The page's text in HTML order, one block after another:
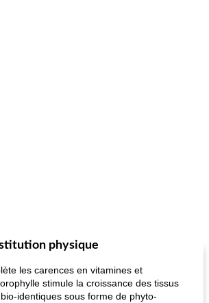
physique
les carences en vitamines et
stimule la croissance des tissus
identiques sous forme de phyto-